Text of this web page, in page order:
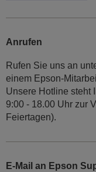
Anrufen
Rufen Sie uns an
einem Epson-
Unsere Hotline steht
9:00 - 18.00 Uhr zur
Feiertagen).
E-Mail an Epson